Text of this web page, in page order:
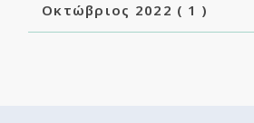
Οκτώβριος 2022 ( 1 )